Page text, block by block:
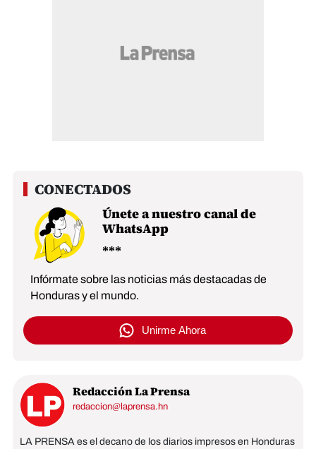
Únete a nuestro canal de
WhatsApp
Infórmate sobre las noticias más destacadas de
Honduras y el mundo.
Unirme Ahora
Redacción La Prensa
redaccion@laprensa.hn
LA PRENSA es el decano de los diarios impresos en Honduras